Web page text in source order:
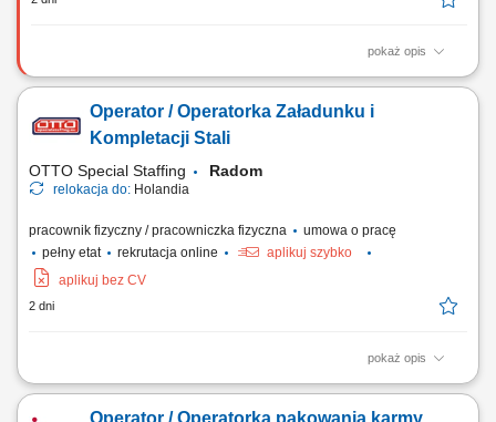
pokaż opis
Nasz klient poszerza zespół i poszukuje doświadczonych operatorów
umiejętności w obsłudze i ustawianiu urządzeń CNC oraz chcą
pracować w nowoczesnym, dobrze wyposażonym środowisku
Operator / Operatorka Załadunku i
Kompletacji Stali
OTTO Special Staffing Radom
relokacja do: Holandia
pracownik fizyczny / pracowniczka fizyczna
umowa o pracę
pełny etat
rekrutacja online
aplikuj szybko
aplikuj bez CV
2 dni
pokaż opis
Zakres obowiązków Realizacja kompletacji zamówień na rury i
Operator / Operatorka pakowania karmy